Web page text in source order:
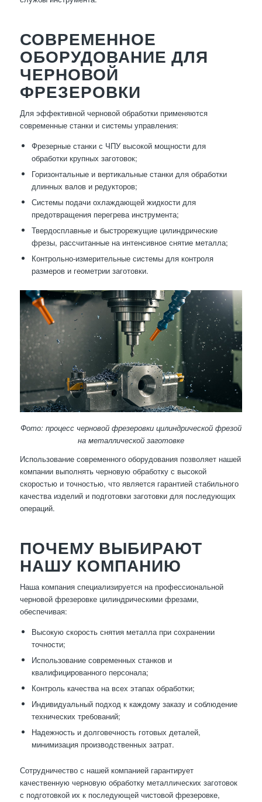
СОВРЕМЕННОЕ
ОБОРУДОВАНИЕ ДЛЯ
ЧЕРНОВОЙ
ФРЕЗЕРОВКИ
Для эффективной черновой обработки применяются
современные станки и системы управления:
Фрезерные станки с ЧПУ высокой мощности для
обработки крупных заготовок;
Горизонтальные и вертикальные станки для обработки
длинных валов и редукторов;
Системы подачи охлаждающей жидкости для
предотвращения перегрева инструмента;
Твердосплавные и быстрорежущие цилиндрические
фрезы, рассчитанные на интенсивное снятие металла;
Контрольно-измерительные системы для контроля
размеров и геометрии заготовки.
Фото: процесс черновой фрезеровки цилиндрической фрезой
на металлической заготовке
Использование современного оборудования позволяет нашей
компании выполнять черновую обработку с высокой
скоростью и точностью, что является гарантией стабильного
качества изделий и подготовки заготовки для последующих
операций.
ПОЧЕМУ ВЫБИРАЮТ
НАШУ КОМПАНИЮ
Наша компания специализируется на профессиональной
черновой фрезеровке цилиндрическими фрезами,
обеспечивая:
Высокую скорость снятия металла при сохранении
точности;
Использование современных станков и
квалифицированного персонала;
Контроль качества на всех этапах обработки;
Индивидуальный подход к каждому заказу и соблюдение
технических требований;
Надежность и долговечность готовых деталей,
минимизация производственных затрат.
Сотрудничество с нашей компанией гарантирует
качественную черновую обработку металлических заготовок
с подготовкой их к последующей чистовой фрезеровке,